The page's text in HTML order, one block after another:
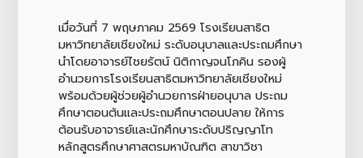
เมื่อวันที่ 7 พฤษภาคม 2569 โรงเรียนสาธิต
มหาวิทยาลัยเชียงใหม่ ระดับอนุบาลและประถมศึกษา
นำโดยอาจารย์ไชยรัตน์ นิติกาญจนโภคิน รองผู้
อำนวยการโรงเรียนสาธิตมหาวิทยาลัยเชียงใหม่
พร้อมด้วยผู้ช่วยผู้อำนวยการฝ่ายอนุบาล ประถม
ศึกษาตอนต้นและประถมศึกษาตอนปลาย ให้การ
ต้อนรับอาจารย์และนักศึกษาระดับปริญญาโท
หลักสูตรศึกษาศาสตรมหาบัณฑิต สาขาวิชา